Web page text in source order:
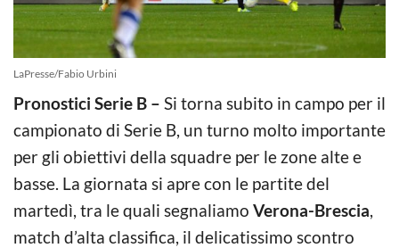
LaPresse/Fabio Urbini
Pronostici Serie B – Si torna subito in campo per il
campionato di Serie B, un turno molto importante
per gli obiettivi della squadre per le zone alte e
basse. La giornata si apre con le partite del
martedì, tra le quali segnaliamo Verona-Brescia,
match d’alta classifica, il delicatissimo scontro